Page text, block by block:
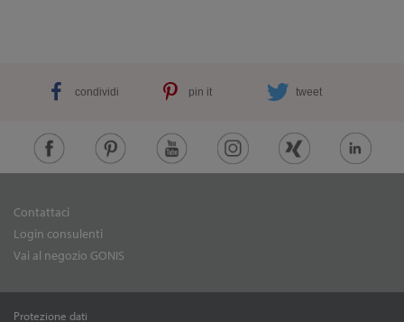
condividi pin it tweet
Contattaci
Login consulenti
Vai al negozio GONIS
Protezione dati